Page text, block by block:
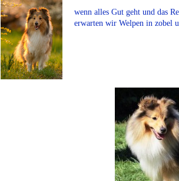
wenn alles Gut geht und das
erwarten wir Welpen in zobel